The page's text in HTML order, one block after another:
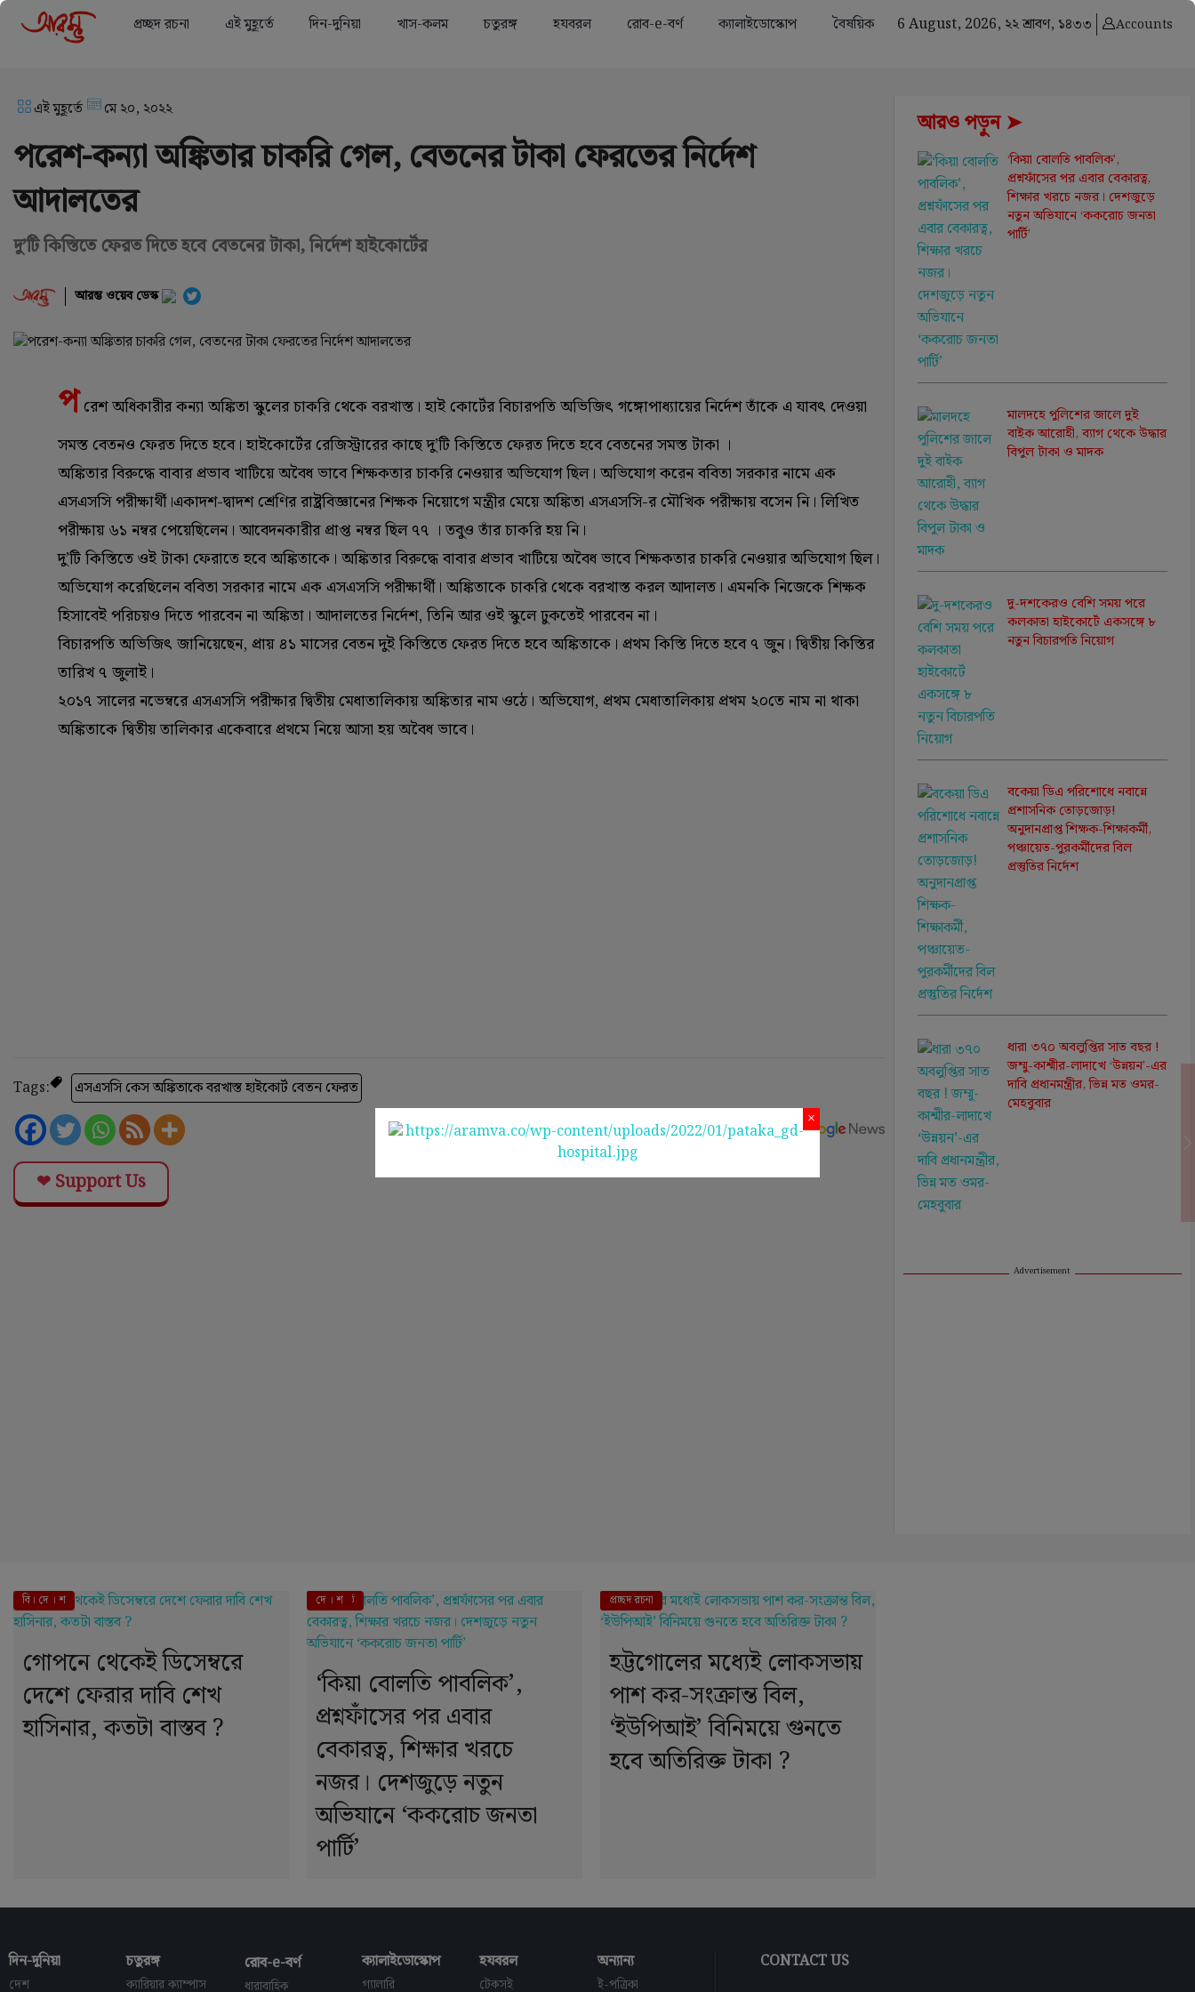
প্রচ্ছদ রচনা এই মুহূর্তে দিন-দুনিয়া খাস-কলম চতুরঙ্গ হযবরল রোব-e-বর্ণ ক্যালাইডোস্কোপ বৈষয়িক 6 August, 2026, ২২ শ্রাবণ, ১৪৩৩ Accounts
এই মুহূর্তে মে ২০, ২০২২
পরেশ-কন্যা অঙ্কিতার চাকরি গেল, বেতনের টাকা ফেরতের নির্দেশ
আদালতের
দু’টি কিস্তিতে ফেরত দিতে হবে বেতনের টাকা, নির্দেশ হাইকোর্টের
আরম্ভ ওয়েব ডেস্ক
প রেশ অধিকারীর কন্যা অঙ্কিতা স্কুলের চাকরি থেকে বরখাস্ত। হাই কোর্টের বিচারপতি অভিজিৎ গঙ্গোপাধ্যায়ের নির্দেশ তাঁকে এ যাবৎ দেওয়া
সমস্ত বেতনও ফেরত দিতে হবে। হাইকোর্টের রেজিস্ট্রারের কাছে দু’টি কিস্তিতে ফেরত দিতে হবে বেতনের সমস্ত টাকা ।
অঙ্কিতার বিরুদ্ধে বাবার প্রভাব খাটিয়ে অবৈধ ভাবে শিক্ষকতার চাকরি নেওয়ার অভিযোগ ছিল। অভিযোগ করেন ববিতা সরকার নামে এক
এসএসসি পরীক্ষার্থী।একাদশ-দ্বাদশ শ্রেণির রাষ্ট্রবিজ্ঞানের শিক্ষক নিয়োগে মন্ত্রীর মেয়ে অঙ্কিতা এসএসসি-র মৌখিক পরীক্ষায় বসেন নি। লিখিত
পরীক্ষায় ৬১ নম্বর পেয়েছিলেন। আবেদনকারীর প্রাপ্ত নম্বর ছিল ৭৭ । তবুও তাঁর চাকরি হয় নি।
দু’টি কিস্তিতে ওই টাকা ফেরাতে হবে অঙ্কিতাকে। অঙ্কিতার বিরুদ্ধে বাবার প্রভাব খাটিয়ে অবৈধ ভাবে শিক্ষকতার চাকরি নেওয়ার অভিযোগ ছিল।
অভিযোগ করেছিলেন ববিতা সরকার নামে এক এসএসসি পরীক্ষার্থী। অঙ্কিতাকে চাকরি থেকে বরখাস্ত করল আদালত। এমনকি নিজেকে শিক্ষক
হিসাবেই পরিচয়ও দিতে পারবেন না অঙ্কিতা। আদালতের নির্দেশ, তিনি আর ওই স্কুলে ঢুকতেই পারবেন না।
বিচারপতি অভিজিৎ জানিয়েছেন, প্রায় ৪১ মাসের বেতন দুই কিস্তিতে ফেরত দিতে হবে অঙ্কিতাকে। প্রথম কিস্তি দিতে হবে ৭ জুন। দ্বিতীয় কিস্তির
তারিখ ৭ জুলাই।
২০১৭ সালের নভেম্বরে এসএসসি পরীক্ষার দ্বিতীয় মেধাতালিকায় অঙ্কিতার নাম ওঠে। অভিযোগ, প্রথম মেধাতালিকায় প্রথম ২০তে নাম না থাকা
অঙ্কিতাকে দ্বিতীয় তালিকার একেবারে প্রথমে নিয়ে আসা হয় অবৈধ ভাবে।
Tags:
এসএসসি কেস অঙ্কিতাকে বরখাস্ত হাইকোর্ট বেতন ফেরত
Subscribe@
❤ Support Us
আরও পড়ুন ➤
‘কিয়া বোলতি পাবলিক’,
প্রশ্নফাঁসের পর এবার বেকারত্ব,
শিক্ষার খরচে নজর। দেশজুড়ে
নতুন অভিযানে ‘ককরোচ জনতা
পার্টি’
মালদহে পুলিশের জালে দুই
বাইক আরোহী, ব্যাগ থেকে উদ্ধার
বিপুল টাকা ও মাদক
দু-দশকেরও বেশি সময় পরে
কলকাতা হাইকোর্টে একসঙ্গে ৮
নতুন বিচারপতি নিয়োগ
বকেয়া ডিএ পরিশোধে নবান্নে
প্রশাসনিক তোড়জোড়!
অনুদানপ্রাপ্ত শিক্ষক-শিক্ষাকর্মী,
পঞ্চায়েত-পুরকর্মীদের বিল
প্রস্তুতির নির্দেশ
ধারা ৩৭০ অবলুপ্তির সাত বছর !
জম্মু-কাশ্মীর-লাদাখে ‘উন্নয়ন’-এর
দাবি প্রধানমন্ত্রীর, ভিন্ন মত ওমর-
মেহবুবার
Advertisement
বি। দে । শ
গোপনে থেকেই ডিসেম্বরে
দেশে ফেরার দাবি শেখ
হাসিনার, কতটা বাস্তব ?
এই মুহূর্তে
দে । শ
‘কিয়া বোলতি পাবলিক’,
প্রশ্নফাঁসের পর এবার
বেকারত্ব, শিক্ষার খরচে
নজর। দেশজুড়ে নতুন
অভিযানে ‘ককরোচ জনতা
পার্টি’
দে । শ
প্রচ্ছদ রচনা
হট্টগোলের মধ্যেই লোকসভায়
পাশ কর-সংক্রান্ত বিল,
‘ইউপিআই’ বিনিময়ে গুনতে
হবে অতিরিক্ত টাকা ?
দিন-দুনিয়া
দেশ
চতুরঙ্গ
ক্যারিয়ার ক্যাম্পাস
রোব-e-বর্ণ
ধারাবাহিক
ক্যালাইডোস্কোপ
গ্যালারি
হযবরল
টেকসই
অন্যান্য
ই-পত্রিকা
CONTACT US
×